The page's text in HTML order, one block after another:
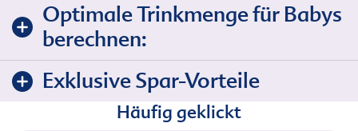
Optimale Trinkmenge für Babys
berechnen:
Exklusive Spar-Vorteile
Häufig geklickt